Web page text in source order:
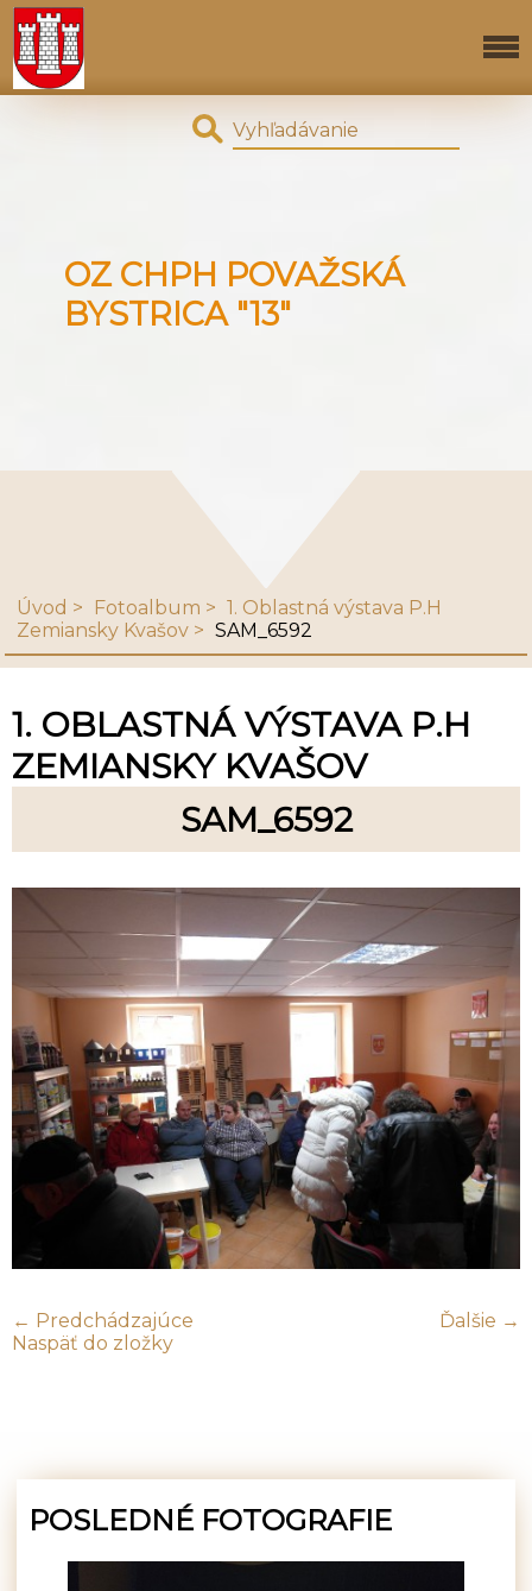
OZ CHPH POVAŽSKÁ
BYSTRICA "13"
Úvod Fotoalbum
1. Oblastná výstava P.H
Zemiansky Kvašov
SAM_6592
1. OBLASTNÁ VÝSTAVA P.H
ZEMIANSKY KVAŠOV
SAM_6592
← Predchádzajúce
Ďalšie →
Naspäť do zložky
POSLEDNÉ FOTOGRAFIE